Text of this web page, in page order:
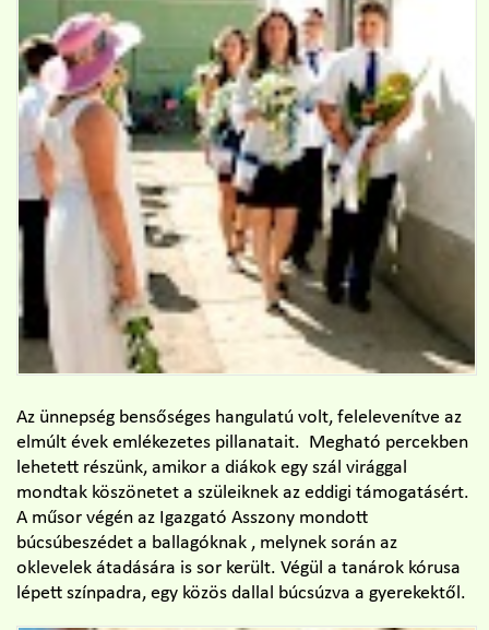
Az ünnepség bensőséges hangulatú volt, felelevenítve az
elmúlt évek emlékezetes pillanatait. Megható percekben
lehetett részünk, amikor a diákok egy szál virággal
mondtak köszönetet a szüleiknek az eddigi támogatásért.
A műsor végén az Igazgató Asszony mondott
búcsúbeszédet a ballagóknak , melynek során az
oklevelek átadására is sor került. Végül a tanárok kórusa
lépett színpadra, egy közös dallal búcsúzva a gyerekektől.